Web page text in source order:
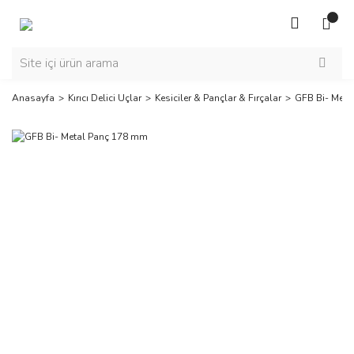
Anasayfa Kırıcı Delici Uçlar Kesiciler & Pançlar & Fırçalar GFB Bi-